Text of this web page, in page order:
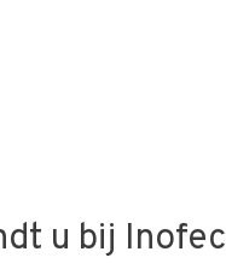
u bij Inofec